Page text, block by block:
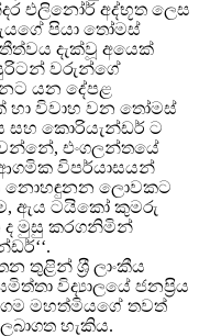
එලිනෝර් අද්භූත ලෙස
පියා තෝමස්
දැක්වූ අයෙක්
වරුන්ගේ
යන දේපළ
හා විවාහ වන තෝමස්
සහ කොරියැන්ඩර් ට
එංගලන්තයේ
විපර්යාසයන්
නොහඳුනන ලොවකට
ඇය ටයිකෝ කුමරු
ද මුසු කරගනිමින්
තුළින් ශ රී ලාංකීය
විද්යාලයේ ජනපරිය
මහත්මියගේ තවත්
හැකිය.